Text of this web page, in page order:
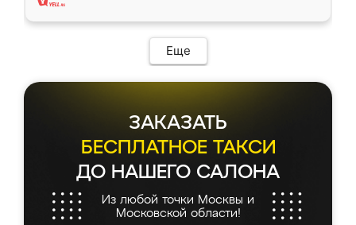
Еще
ЗАКАЗАТЬ
БЕСПЛАТНОЕ ТАКСИ
ДО НАШЕГО САЛОНА
Из любой точки Москвы и
Московской области!